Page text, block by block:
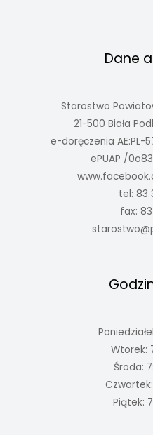
Dane
Starostwo
21-500 Biała
e-doręczenia AE:PL-
ePUAP /
tel: 83
fax: 83
Wtorek:
Środa:
Piątek: